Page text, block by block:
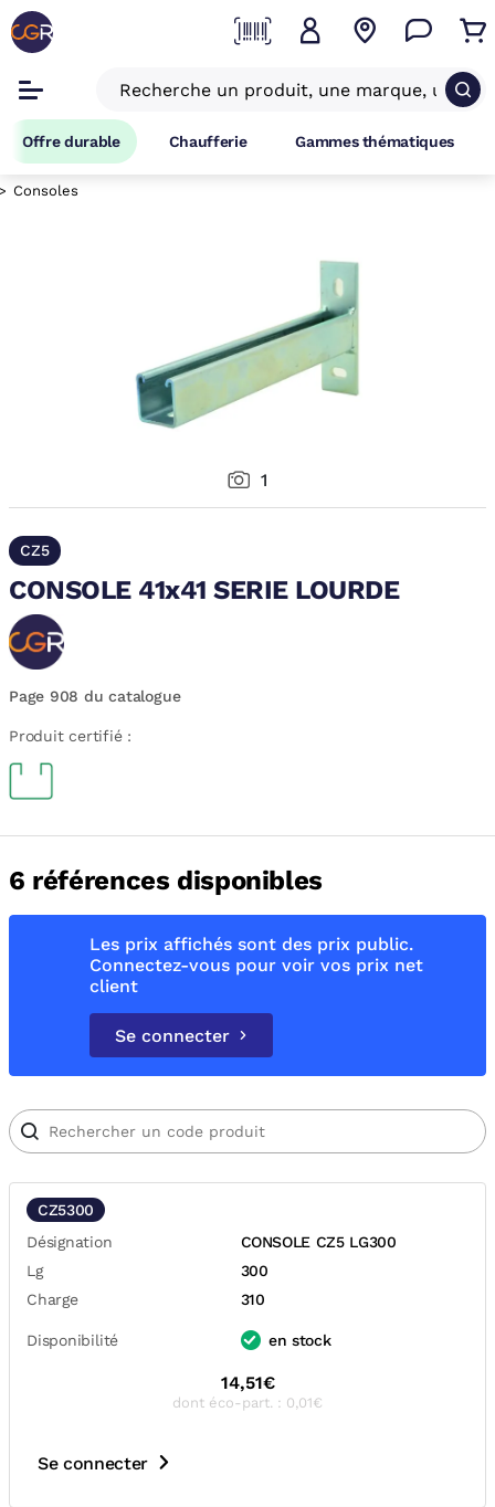
Offre durable Chaufferie Gammes thématiques
Consoles
1
CZ5
CONSOLE 41x41 SERIE LOURDE
Page 908 du catalogue
Produit certifié :
6 références disponibles
Les prix affichés sont des prix public.
Connectez-vous pour voir vos prix net
client
Se connecter
CZ5300
Désignation
CONSOLE CZ5 LG300
Lg
300
Charge
310
Disponibilité en stock
14,51€
dont éco-part. : 0,01€
Se connecter